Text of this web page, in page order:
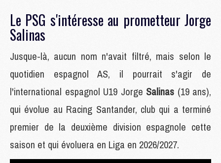
Le PSG s'intéresse au prometteur Jorge
Salinas
Jusque-là, aucun nom n'avait filtré, mais selon le
quotidien espagnol AS, il pourrait s'agir de
l'international espagnol U19 Jorge Salinas (19 ans),
qui évolue au Racing Santander, club qui a terminé
premier de la deuxième division espagnole cette
saison et qui évoluera en Liga en 2026/2027.